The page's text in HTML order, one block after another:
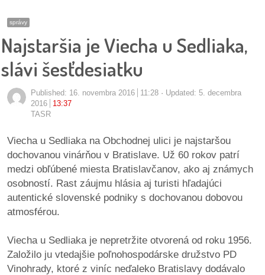
kalendár
zákony
mestské
kauzy
konania
stavebné
konania
pripomienkové
konania
správy
Najstaršia je Viecha u Sedliaka,
slávi šesťdesiatku
Published: 16. novembra 2016 11:28
Updated: 5. decembra
2016
13:37
TASR
Viecha u Sedliaka na Obchodnej ulici je najstaršou
dochovanou vinárňou v Bratislave. Už 60 rokov patrí
medzi obľúbené miesta Bratislavčanov, ako aj známych
osobností. Rast záujmu hlásia aj turisti hľadajúci
autentické slovenské podniky s dochovanou dobovou
atmosférou.
Viecha u Sedliaka je nepretržite otvorená od roku 1956.
Založilo ju vtedajšie poľnohospodárske družstvo PD
Vinohrady, ktoré z viníc neďaleko Bratislavy dodávalo